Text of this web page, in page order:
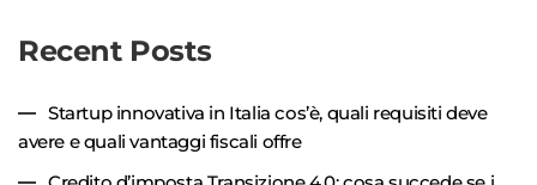
Recent Posts
Startup innovativa in Italia cos’è, quali requisiti deve
avere e quali vantaggi fiscali offre